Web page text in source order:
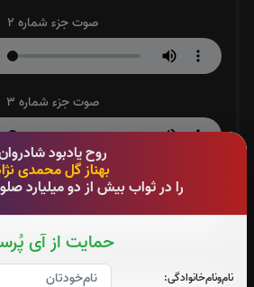
روح یادبود
بهناز گل محمدی
را در ثواب بیش از دو میلیارد
حمایت از آی
نام‌و‌نام‌خانوادگی:
صوت جزء شماره 2
صوت جزء شماره 3
صوت جزء شماره 4
صوت جزء شماره 5